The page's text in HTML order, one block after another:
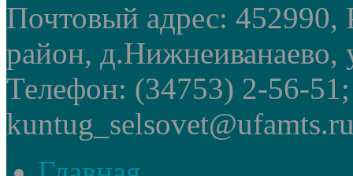
Почтовый адрес: 452990,
район, д.Нижнеиванаево,
Телефон: (34753) 2-56-